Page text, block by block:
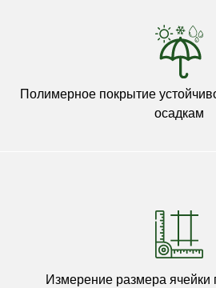
Полимерное покрытие
осадкам
Измерение размера ячейки